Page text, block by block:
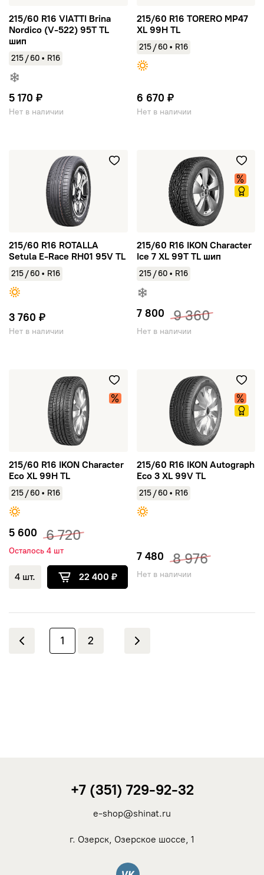
215/60 R16 VIATTI Brina
Nordico (V-522) 95T TL
шип
215/60 • R16
5 170 ₽
Нет в наличии
215/60 R16 TORERO MP47
XL 99H TL
215 / 60 • R16
6 670 ₽
Нет в наличии
215/60 R16 ROTALLA Setula E-Race RH01 95V TL
215/60 R16 ROTALLA
Setula E-Race RH01 95V TL
215/60 • R16
3 760 ₽
Нет в наличии
215/60 R16 IKON Character
215/60 R16 IKON Character
Ice 7 XL 99T TL шип
215 / 60 • R16
7 800 9 360
Нет в наличии
215/60 R16 IKON Character Eco XL 99H TL
215/60 R16 IKON Character
Eco XL 99H TL
215/60 • R16
5 600 6 720
Осталось 4 шт
4 шт. 22 400 ₽
215/60 R16 IKON Autograph
215/60 R16 IKON Autograph
Eco 3 XL 99V TL
215 / 60 • R16
7 480 8 976
Нет в наличии
1 2
+7 (351) 729-92-32
e-shop@shinat.ru
г. Озерск, Озерское шоссе, 1
Вконтакте